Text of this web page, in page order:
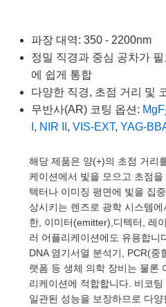
Sputtering) Coated Optics
Elements (DOE)
신제품
Targets
Stage Micrometers
Mechanics
and Couplers
Direct Microscopes
Development Systems
Optical Company
Components
Labs™
파장 대역: 350 - 2200nm
정밀 직경과 중심 공차가
에 쉽게 통합
다양한 직경, 초점 거리 및
무반사(AR) 코팅 옵션: MgF
, NIR II , VIS-EXT, YAG-
해당 제품은 양(+)의 초점 거리
케이션에서 빛을 모으고 초점
텍터나 이미징 평면에 빛을 집
상시키는 렌즈로 광학 시스템
한, 이미터(emitter),디텍터, 레
러 어플리케이션에도 유용합니
DNA 염기서열 분석기, PCR(중
랫폼 등 생체 의학 장비는 물론
리케이션에 적합합니다. 비코
일관된 성능을 보장하므로 다